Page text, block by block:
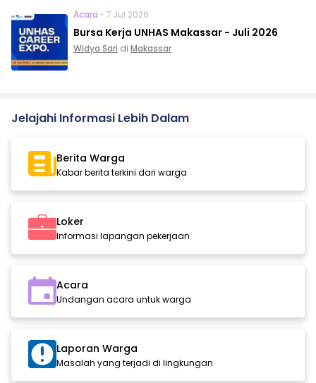
Acara • 7 Jul 2026
Bursa Kerja UNHAS Makassar - Juli 2026
Widya Sari di Makassar
Jelajahi Informasi Lebih Dalam
Berita Warga
Kabar berita terkini dari warga
Loker
Informasi lapangan pekerjaan
Acara
Undangan acara untuk warga
Laporan Warga
Masalah yang terjadi di lingkungan